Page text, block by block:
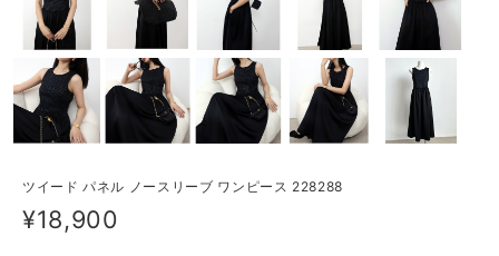
ツイード パネル ノースリーブ ワンピース 228288
¥18,900